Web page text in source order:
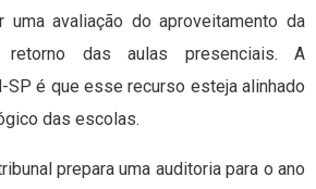
uma avaliação do aproveitamento da
das aulas presenciais. A
SP é que esse recurso esteja alinhado
das escolas.
prepara uma auditoria para o ano